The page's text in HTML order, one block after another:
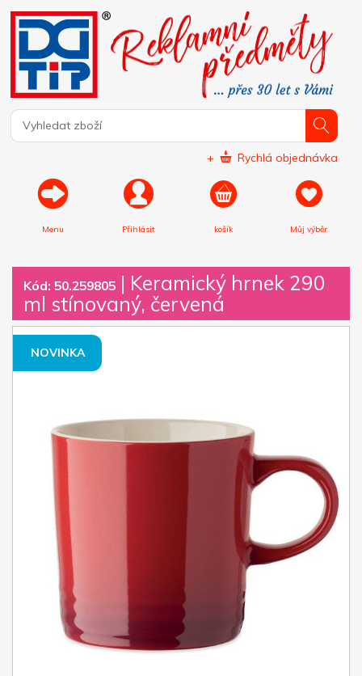
+ Rychlá objednávka
Menu Přihlásit košík Můj výběr
Kód: 50.259805 | Keramický hrnek 290
ml stínovaný, červená
NOVINKA